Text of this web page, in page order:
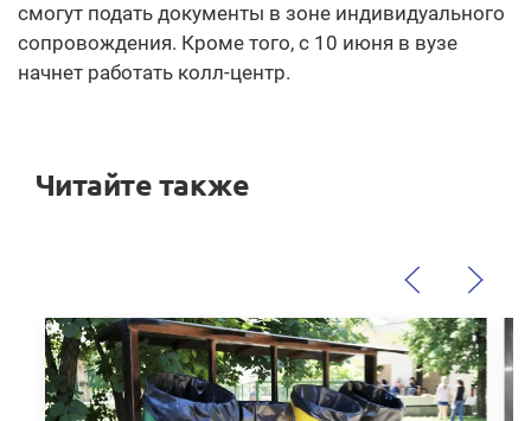
смогут подать документы в зоне индивидуального
сопровождения. Кроме того, с 10 июня в вузе
начнет работать колл-центр.
Читайте также